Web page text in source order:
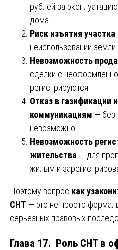
рублей за
дома.
Риск изъятия участка
неиспользовании земли.
Невозможность
сделки с
регистрируются.
Отказ в газификации
коммуникациям — без
невозможно.
Невозможность
жительства — для
жилым и
Поэтому вопрос как
СНТ — это не просто
серьезных правовых
Глава 17. Роль СНТ в